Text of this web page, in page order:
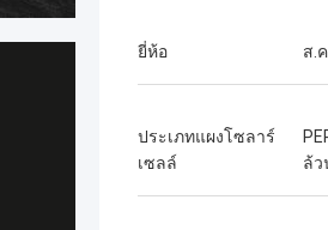
ยี่ห้อ ส.
ประเภทแผงโซลาร์
เซลล์
ล้ว